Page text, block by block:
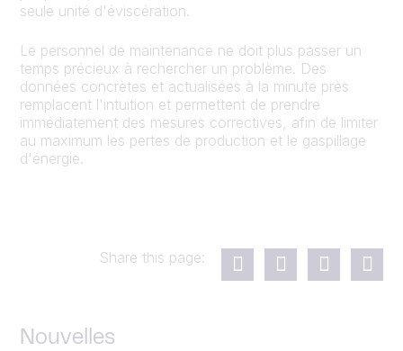
seule unité d'éviscération.
Le personnel de maintenance ne doit plus passer un
temps précieux à rechercher un problème. Des
données concrètes et actualisées à la minute près
remplacent l'intuition et permettent de prendre
immédiatement des mesures correctives, afin de limiter
au maximum les pertes de production et le gaspillage
d'énergie.
Share this page:
Nouvelles